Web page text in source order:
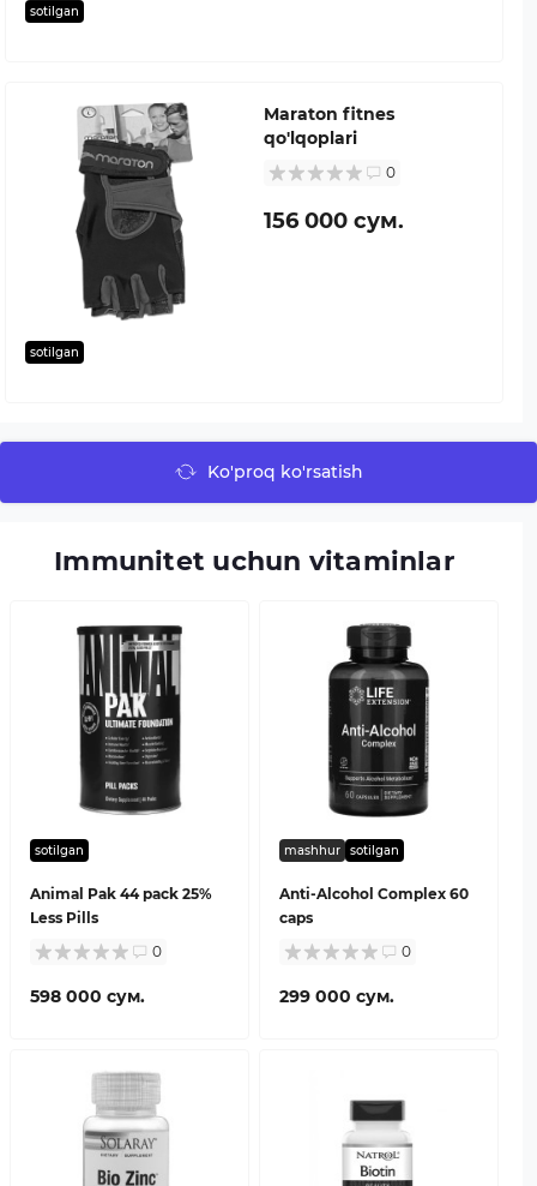
sotilgan
sotilgan
Maraton fitnes
qo'lqoplari
0
156 000 сум.
Ko'proq ko'rsatish
Immunitet uchun vitaminlar
sotilgan
Animal Pak 44 pack 25%
Less Pills
0
598 000 сум.
mashhur sotilgan
Anti-Alcohol Complex 60
caps
0
299 000 сум.